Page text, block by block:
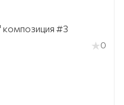
композиция #3
0